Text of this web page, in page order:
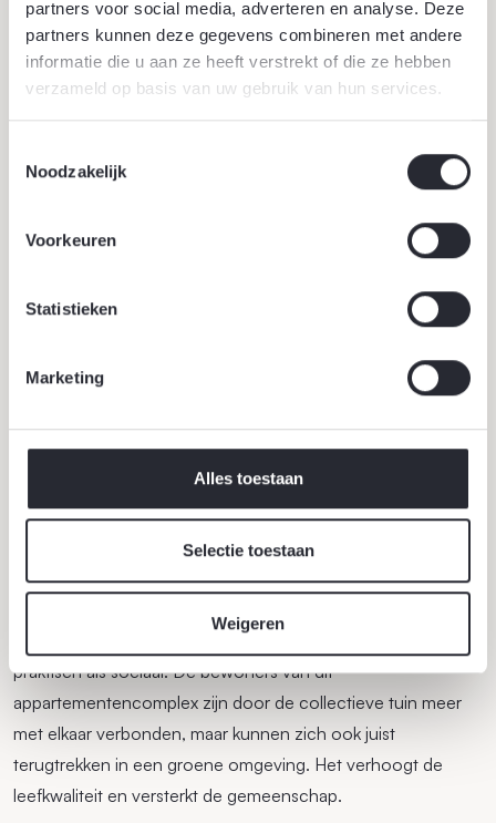
partners voor social media, adverteren en analyse. Deze
partners kunnen deze gegevens combineren met andere
informatie die u aan ze heeft verstrekt of die ze hebben
verzameld op basis van uw gebruik van hun services.
Noodzakelijk
Voorkeuren
Statistieken
Marketing
Alles toestaan
Selectie toestaan
Weigeren
Kenmerkend voor een klassieke tuin zijn duidelijke lijnen,
symmetrie en strakke vormen. Kijk bijvoorbeeld naar
paleistuinen, daar verschilt deze tuin niet veel van, toch?
Bekijk project
Een gemeenschappelijke tuin heeft veel te bieden, zowel
praktisch als sociaal. De bewoners van dit
appartementencomplex zijn door de collectieve tuin meer
met elkaar verbonden, maar kunnen zich ook juist
terugtrekken in een groene omgeving. Het verhoogt de
leefkwaliteit en versterkt de gemeenschap.